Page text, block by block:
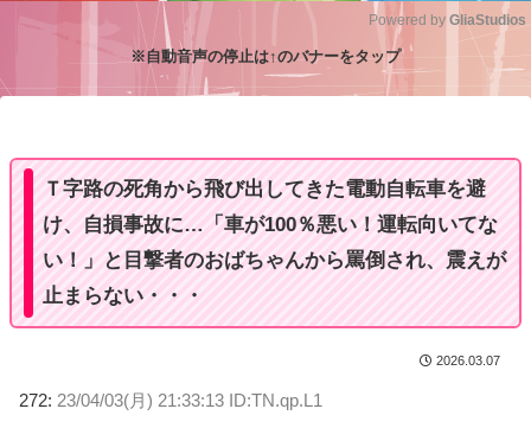
Powered by GliaStudios
※自動音声の停止は↑のバナーをタップ
Ｔ字路の死角から飛び出してきた電動自転車を避
け、自損事故に…「車が100％悪い！運転向いてな
い！」と目撃者のおばちゃんから罵倒され、震えが
止まらない・・・
2026.03.07
272: 23/04/03(月) 21:33:13 ID:TN.qp.L1